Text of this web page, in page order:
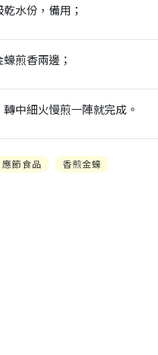
水份，備用；
煎香兩邊；
中細火慢煎一陣就完成。
應節食品
香煎金蠔